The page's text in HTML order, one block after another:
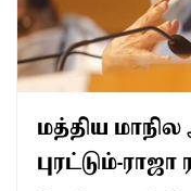
மத்திய
புரட்டும்-